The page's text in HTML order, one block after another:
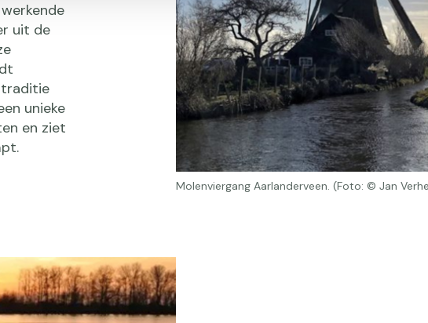
uit de
traditie
unieke
en ziet
Molenviergang Aarlanderveen. (Foto: © Jan